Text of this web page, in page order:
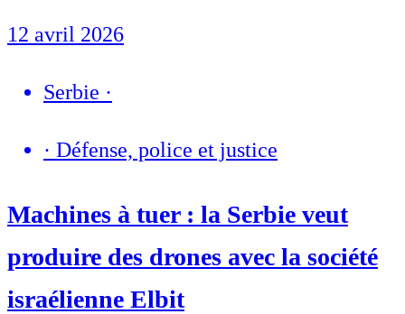
12 avril 2026
Serbie ·
· Défense, police et justice
Machines à tuer : la Serbie veut
produire des drones avec la société
israélienne Elbit